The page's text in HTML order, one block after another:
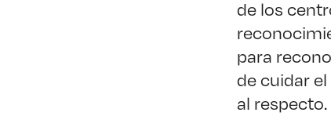
de los
para
de cuidar
al respecto.